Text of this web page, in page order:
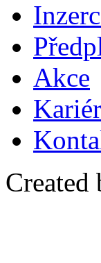
Akce
Created